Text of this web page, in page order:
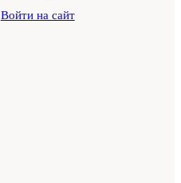
Войти на сайт